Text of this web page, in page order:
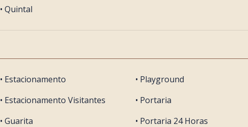
• Quintal
• Estacionamento
• Estacionamento Visitantes
• Guarita
• Playground
• Portaria
• Portaria 24 Horas